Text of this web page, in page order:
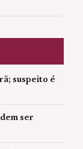
suspeito é
ser